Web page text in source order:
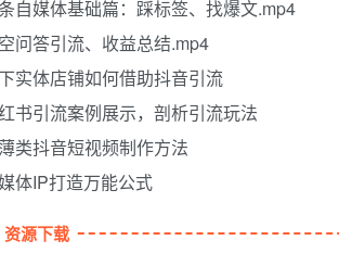
自媒体基础篇：踩标签、找爆文.mp4
问答引流、收益总结.mp4
实体店铺如何借助抖音引流
书引流案例展示，剖析引流玩法
类抖音短视频制作方法
体IP打造万能公式
资源下载